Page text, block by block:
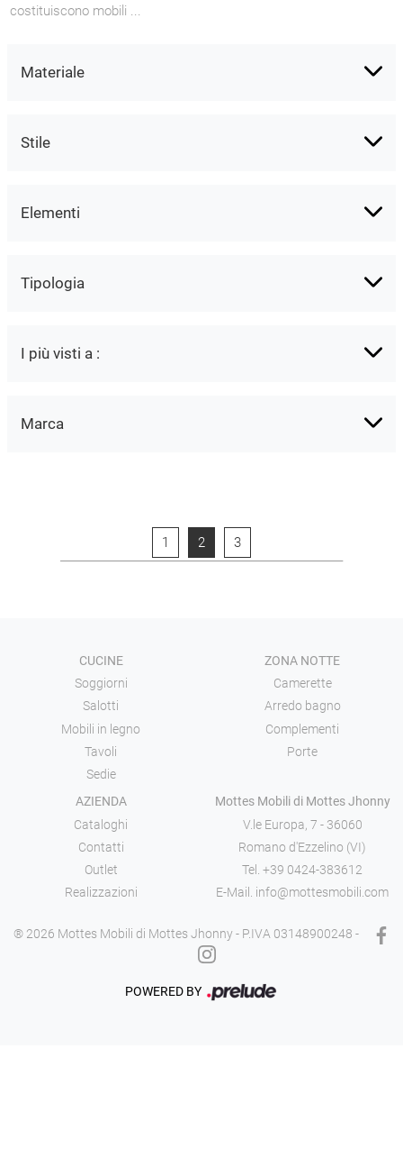
Materiale
Stile
Elementi
Tipologia
I più visti a :
Marca
costituiscono mobili ...
1 2 3
CUCINE
Soggiorni
Salotti
Mobili in legno
Tavoli
Sedie
ZONA NOTTE
Camerette
Arredo bagno
Complementi
Porte
AZIENDA
Cataloghi
Contatti
Outlet
Realizzazioni
Mottes Mobili di Mottes Jhonny
V.le Europa, 7 - 36060
Romano d'Ezzelino (VI)
Tel. +39 0424-383612
E-Mail. info@mottesmobili.com
® 2026 Mottes Mobili di Mottes Jhonny - P.IVA 03148900248 -
POWERED BY